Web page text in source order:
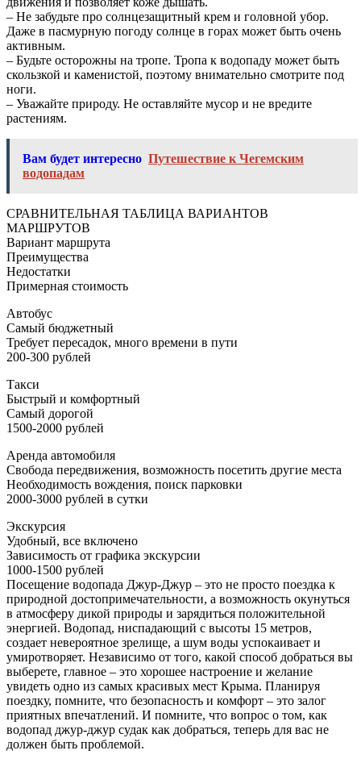
– Не забудьте про солнцезащитный крем и головной убор.
Даже в пасмурную погоду солнце в горах может быть очень
активным.
– Будьте осторожны на тропе. Тропа к водопаду может быть
скользкой и каменистой, поэтому внимательно смотрите под
ноги.
– Уважайте природу. Не оставляйте мусор и не вредите
растениям.
Вам будет интересно Путешествие к Чегемским
водопадам
СРАВНИТЕЛЬНАЯ ТАБЛИЦА ВАРИАНТОВ
МАРШРУТОВ
Вариант маршрута
Преимущества
Недостатки
Примерная стоимость
Автобус
Самый бюджетный
Требует пересадок, много времени в пути
200-300 рублей
Такси
Быстрый и комфортный
Самый дорогой
1500-2000 рублей
Аренда автомобиля
Свобода передвижения, возможность посетить другие места
Необходимость вождения, поиск парковки
2000-3000 рублей в сутки
Экскурсия
Удобный, все включено
Зависимость от графика экскурсии
1000-1500 рублей
Посещение водопада Джур-Джур – это не просто поездка к
природной достопримечательности, а возможность окунуться
в атмосферу дикой природы и зарядиться положительной
энергией. Водопад, ниспадающий с высоты 15 метров,
создает невероятное зрелище, а шум воды успокаивает и
умиротворяет. Независимо от того, какой способ добраться вы
выберете, главное – это хорошее настроение и желание
увидеть одно из самых красивых мест Крыма. Планируя
поездку, помните, что безопасность и комфорт – это залог
приятных впечатлений. И помните, что вопрос о том, как
водопад джур-джур судак как добраться, теперь для вас не
должен быть проблемой.